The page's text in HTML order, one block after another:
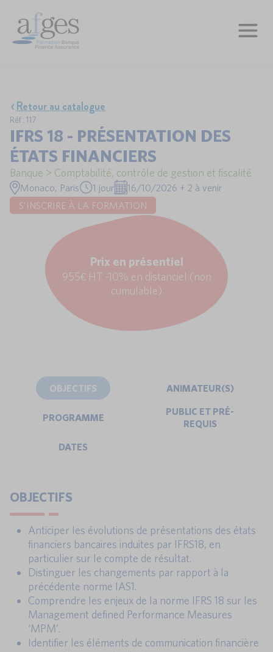
Retour au catalogue
Réf : 117
IFRS 18 - PRÉSENTATION DES
ÉTATS FINANCIERS
Banque > Comptabilité, contrôle de gestion et fiscalité
Monaco, Paris 1 jour
16/10/2026 + 2 à venir
S'INSCRIRE À LA FORMATION
Prix en présentiel
955€ HT -10% en distanciel (non
cumulable)
OBJECTIFS ANIMATEUR(S)
PROGRAMME
PUBLIC ET PRÉ-
REQUIS
DATES
OBJECTIFS
Anticiper les évolutions de présentations des états
financiers bancaires induites par IFRS18, en
particulier sur le compte de résultat.
Distinguer les changements par rapport à la
précédente norme IAS1.
Comprendre les enjeux de la norme IFRS 18 sur les
Management defined Performance Measures
‘MPM’.
Identifier les éléments de communication financière